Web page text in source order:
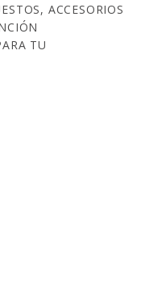
ACCESORIOS
TU